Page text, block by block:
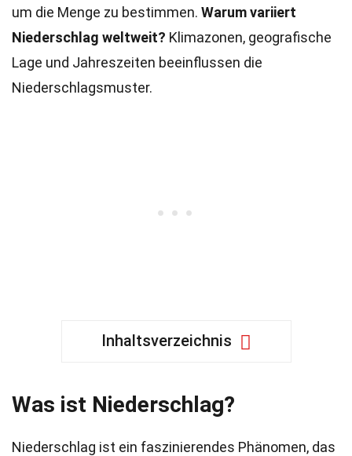
um die Menge zu bestimmen. Warum variiert
Niederschlag weltweit? Klimazonen, geografische
Lage und Jahreszeiten beeinflussen die
Niederschlagsmuster.
Inhaltsverzeichnis
Was ist Niederschlag?
Niederschlag ist ein faszinierendes Phänomen, das